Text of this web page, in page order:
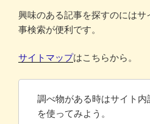
興味のある記事を探すのには
事検索が便利です。
サイトマップはこちらから。
調べ物がある時はサイト内
を使ってみよう。